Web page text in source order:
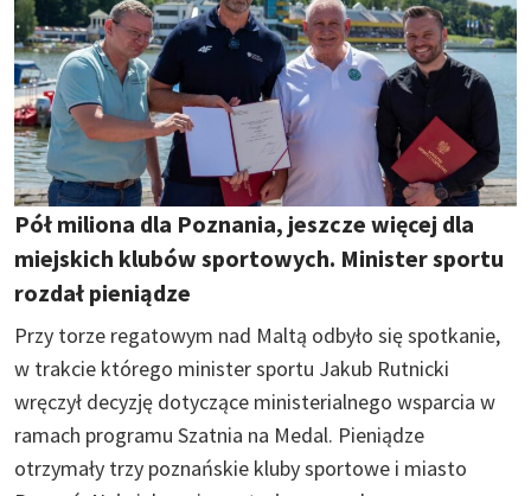
Pół miliona dla Poznania, jeszcze więcej dla
miejskich klubów sportowych. Minister sportu
rozdał pieniądze
Przy torze regatowym nad Maltą odbyło się spotkanie,
w trakcie którego minister sportu Jakub Rutnicki
wręczył decyzję dotyczące ministerialnego wsparcia w
ramach programu Szatnia na Medal. Pieniądze
otrzymały trzy poznańskie kluby sportowe i miasto